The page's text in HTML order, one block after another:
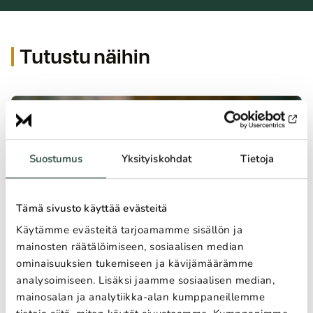
Suostumus Yksityiskohdat Tietoja
Tämä sivusto käyttää evästeitä
Käytämme evästeitä tarjoamamme sisällön ja
mainosten räätälöimiseen, sosiaalisen median
ominaisuuksien tukemiseen ja kävijämäärämme
analysoimiseen. Lisäksi jaamme sosiaalisen median,
mainosalan ja analytiikka-alan kumppaneillemme
Tutustu näihin
Kodin säh­kön­käyt­tö, säh­kö­so­pi­muk­set
ja kulutuksen ohjaus
Kaikki ko­ti­ta­lou­det ja taloyhtiöt tarvitsevat sähköä arjen
pyö­rit­tä­mi­seen. Säh­kön­käy­tön kus­tan­nuk­sia voi hillitä